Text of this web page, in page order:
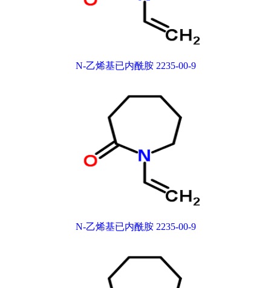
N-乙烯基已内酰胺 2235-00-9
N-乙烯基已内酰胺 2235-00-9